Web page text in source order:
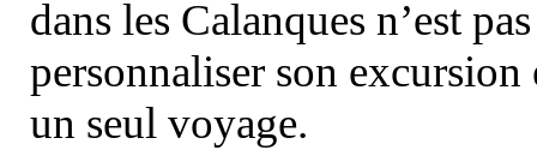
dans les Calanques n’est
personnaliser son
un seul voyage.